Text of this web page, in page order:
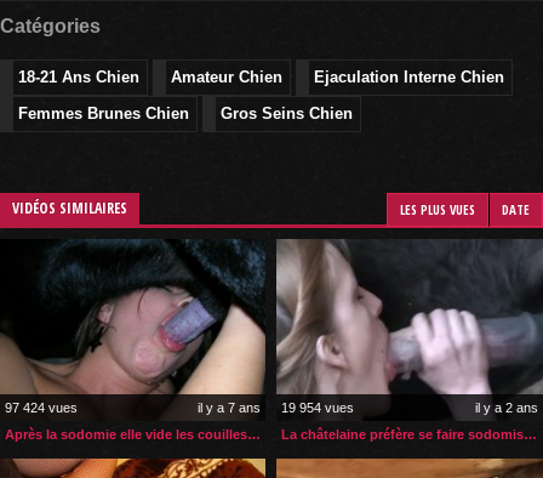
Catégories
18-21 Ans Chien Amateur Chien
Ejaculation Interne Chien
Femmes Brunes Chien
Gros Seins Chien
VIDÉOS SIMILAIRES LES PLUS VUES DATE
97 424 vues
il y a 7 ans
Après la sodomie elle vide les couilles de son chien
19 954 vues
il y a 2 ans
La châtelaine préfère se faire sodomiser par son cheval